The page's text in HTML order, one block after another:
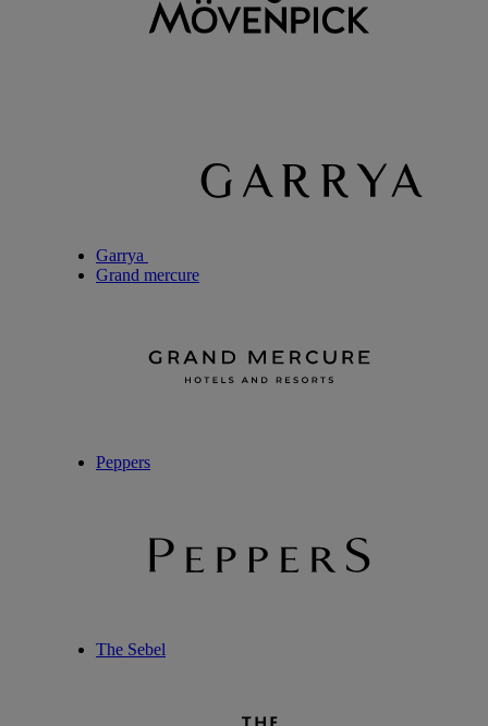
Garrya
Grand mercure
Peppers
The Sebel